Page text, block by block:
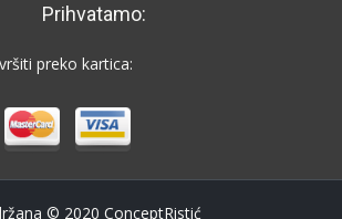
Prihvatamo:
preko kartica:
© 2020 СonceptRistić